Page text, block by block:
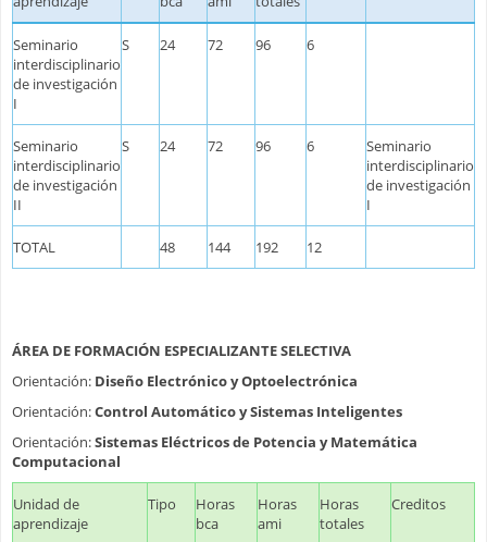
Seminario
interdisciplinario
de investigación
I
S 24 72 96 6
Seminario
interdisciplinario
de investigación
II
S 24 72 96 6
Seminario
interdisciplinario
de investigación
I
TOTAL 48 144 192 12
ÁREA DE FORMACIÓN ESPECIALIZANTE SELECTIVA
Orientación: Diseño Electrónico y Optoelectrónica
Orientación:Control Automático y Sistemas Inteligentes
Orientación:Sistemas Eléctricos de Potencia y Matemática
Computacional
Unidad de
aprendizaje
Tipo
Horas
bca
Horas
ami
Horas
totales
Creditos